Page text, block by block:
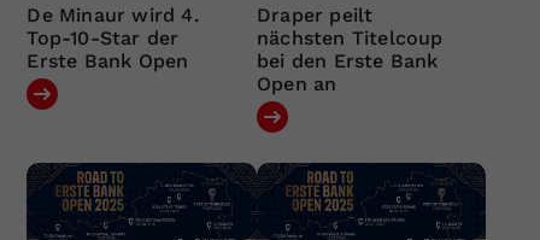
De Minaur wird 4.
Top-10-Star der
Erste Bank Open
Draper peilt
nächsten Titelcoup
bei den Erste Bank
Open an